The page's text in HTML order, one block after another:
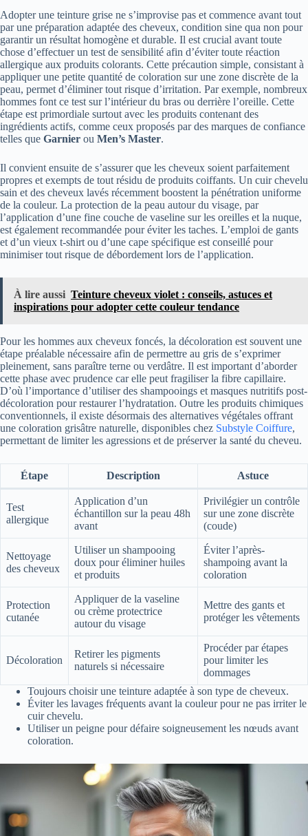
Adopter une teinture grise ne s’improvise pas et commence avant tout
par une préparation adaptée des cheveux, condition sine qua non pour
garantir un résultat homogène et durable. Il est crucial avant toute
chose d’effectuer un test de sensibilité afin d’éviter toute réaction
allergique aux produits colorants. Cette précaution simple, consistant à
appliquer une petite quantité de coloration sur une zone discrète de la
peau, permet d’éliminer tout risque d’irritation. Par exemple, nombreux
hommes font ce test sur l’intérieur du bras ou derrière l’oreille. Cette
étape est primordiale surtout avec les produits contenant des
ingrédients actifs, comme ceux proposés par des marques de confiance
telles que Garnier ou Men’s Master.
Il convient ensuite de s’assurer que les cheveux soient parfaitement
propres et exempts de tout résidu de produits coiffants. Un cuir chevelu
sain et des cheveux lavés récemment boostent la pénétration uniforme
de la couleur. La protection de la peau autour du visage, par
l’application d’une fine couche de vaseline sur les oreilles et la nuque,
est également recommandée pour éviter les taches. L’emploi de gants
et d’un vieux t-shirt ou d’une cape spécifique est conseillé pour
minimiser tout risque de débordement lors de l’application.
À lire aussi Teinture cheveux violet : conseils, astuces et
inspirations pour adopter cette couleur tendance
Pour les hommes aux cheveux foncés, la décoloration est souvent une
étape préalable nécessaire afin de permettre au gris de s’exprimer
pleinement, sans paraître terne ou verdâtre. Il est important d’aborder
cette phase avec prudence car elle peut fragiliser la fibre capillaire.
D’où l’importance d’utiliser des shampooings et masques nutritifs post-
décoloration pour restaurer l’hydratation. Outre les produits chimiques
conventionnels, il existe désormais des alternatives végétales offrant
une coloration grisâtre naturelle, disponibles chez Substyle Coiffure,
permettant de limiter les agressions et de préserver la santé du cheveu.
Étape Description Astuce
Test
allergique
Application d’un
échantillon sur la peau 48h
avant
Privilégier un contrôle
sur une zone discrète
(coude)
Nettoyage
des cheveux
Utiliser un shampooing
doux pour éliminer huiles
et produits
Éviter l’après-
shampoing avant la
coloration
Protection
cutanée
Appliquer de la vaseline
ou crème protectrice
autour du visage
Mettre des gants et
protéger les vêtements
Décoloration
Retirer les pigments
naturels si nécessaire
Procéder par étapes
pour limiter les
dommages
Toujours choisir une teinture adaptée à son type de cheveux.
Éviter les lavages fréquents avant la couleur pour ne pas irriter le
cuir chevelu.
Utiliser un peigne pour défaire soigneusement les nœuds avant
coloration.